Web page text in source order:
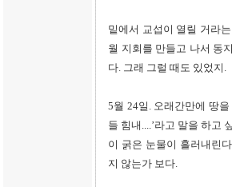
밑에서 교섭이 열릴 거라
월 지회를 만들고 나서 동
다. 그래 그럴 때도 있었지.
5월 24일. 오래간만에 땅
들 힘내....’라고 말을 하고
이 굵은 눈물이 흘러내린
지 않는가 보다.